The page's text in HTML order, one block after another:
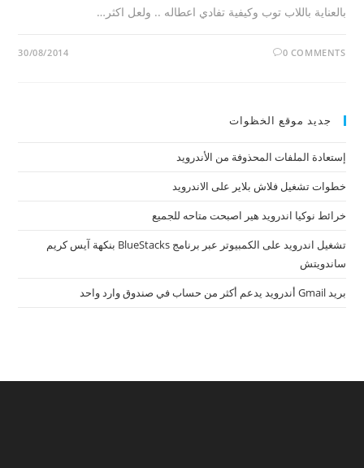
بالعناية باللاب توب وكيفية تفادي اعطاله .. ولعل اكثر…
0 COMMENTS
30/08/2014
جديد موقع الخظوات
إستعادة الملفات المحذوفة من الأندرويد
خطوات تشغيل فلاش بلاير على الاندرويد
خرائط نوكيا اندرويد هير اصبحت متاحه للجميع
تشغيل اندرويد على الكمبيوتر عبر برنامج BlueStacks بنكهة آيس كريم
ساندويتش
بريد Gmail أندرويد يدعم أكثر من حساب في صندوق وارد واحد